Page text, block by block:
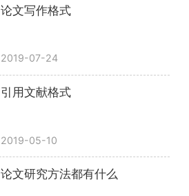
论文写作格式
2019-07-24
引用文献格式
2019-05-10
论文研究方法都有什么